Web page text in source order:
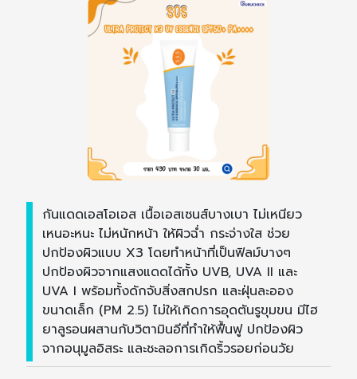
กันแดดเอสโอเอส เนื้อเอสเซนส์บางเบา ไม่เหนียว
เหนอะหนะ ไม่หนักหน้า ให้ผิวฉ่ำ กระจ่างใส ช่วย
ปกป้องผิวแบบ X3 โดยทำหน้าที่เป็นฟิลม์บางๆ
ปกป้องผิวจากแสงแดดได้ทั้ง UVB, UVA II และ
UVA I พร้อมทั้งดักจับสิ่งสกปรก และฝุ่นละออง
ขนาดเล็ก (PM 2.5) ไม่ให้เกิดการอุดตันรูขุมขน มีไฮ
ยาลูรอนผสานกับวิตามินอีที่ทำให้ฟื้นฟู ปกป้องผิว
จากอนุมูลอิสระ และชะลอการเกิดริ้วรอยก่อนวัย